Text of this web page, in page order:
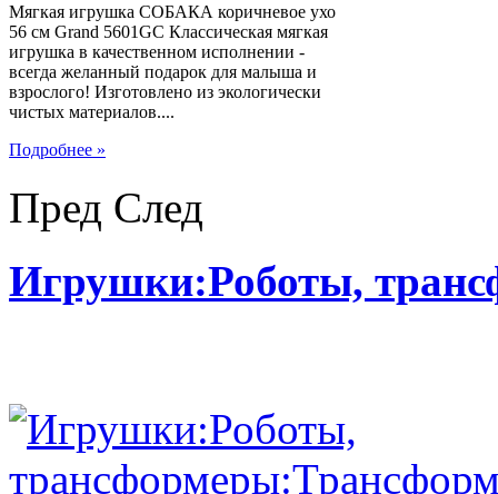
Мягкая игрушка СОБАКА коричневое ухо
56 см Grand 5601GC Классическая мягкая
игрушка в качественном исполнении -
всегда желанный подарок для малыша и
взрослого! Изготовлено из экологически
чистых материалов....
Подробнее »
Пред След
Игрушки:Роботы,